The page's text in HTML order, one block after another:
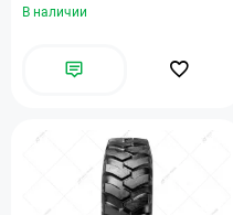
В наличии